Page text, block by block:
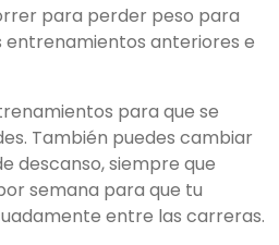
para perder peso para
entrenamientos anteriores e
para que se
También puedes cambiar
descanso, siempre que
semana para que tu
entre las carreras.